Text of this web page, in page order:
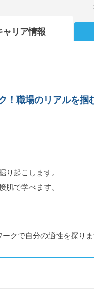
ャリア情報
！職場のリアルを掴
り起こします。
肌で学べます。
クで自分の適性を探り